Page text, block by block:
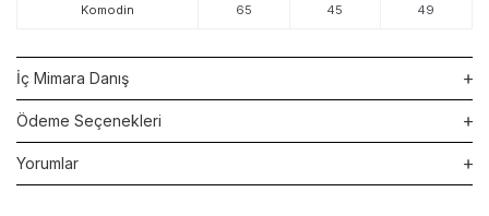
Komodin 65 45 49
İç Mimara Danış
Ödeme Seçenekleri
Yorumlar